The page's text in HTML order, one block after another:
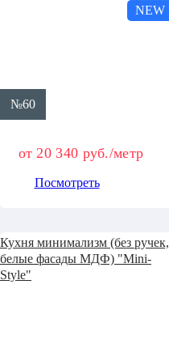
NEW
№60
от 20 340 руб./метр
Посмотреть
Кухня минимализм (без ручек,
белые фасады МДФ) "Mini-
Style"